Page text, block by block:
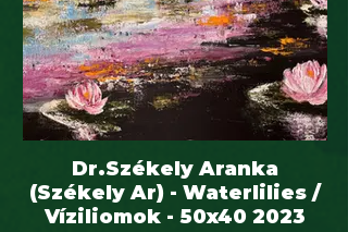
Dr.Székely Aranka
(Székely Ar) - Waterlilies /
Víziliomok - 50x40 2023